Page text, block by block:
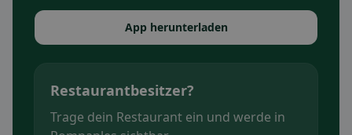
App herunterladen
Restaurantbesitzer?
Trage dein Restaurant ein und werde in